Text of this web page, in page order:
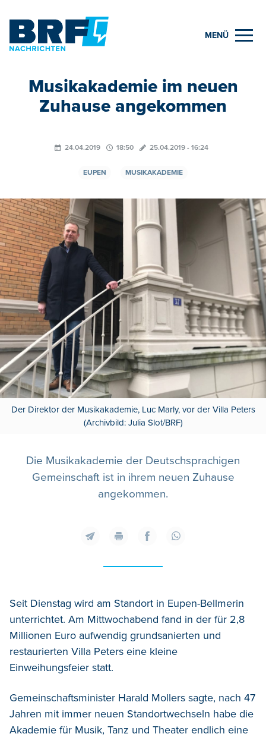
MENÜ
Musikakademie im neuen
Zuhause angekommen
24.04.2019 18:50 25.04.2019 - 16:24
EUPEN MUSIKAKADEMIE
Der Direktor der Musikakademie, Luc Marly, vor der Villa Peters
(Archivbild: Julia Slot/BRF)
Die Musikakademie der Deutschsprachigen
Gemeinschaft ist in ihrem neuen Zuhause
angekommen.
Seit Dienstag wird am Standort in Eupen-Bellmerin
unterrichtet. Am Mittwochabend fand in der für 2,8
Millionen Euro aufwendig grundsanierten und
restaurierten Villa Peters eine kleine
Einweihungsfeier statt.
Gemeinschaftsminister Harald Mollers sagte, nach 47
Jahren mit immer neuen Standortwechseln habe die
Akademie für Musik, Tanz und Theater endlich eine